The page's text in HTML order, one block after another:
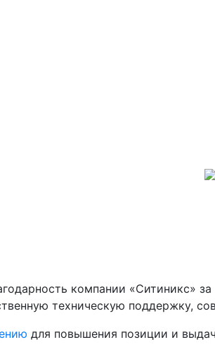
компании «Ситиникс» за
техническую поддержку,
для повышения позиции и